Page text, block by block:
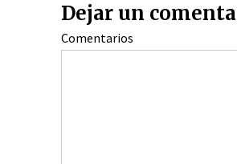
Dejar un
Comentarios